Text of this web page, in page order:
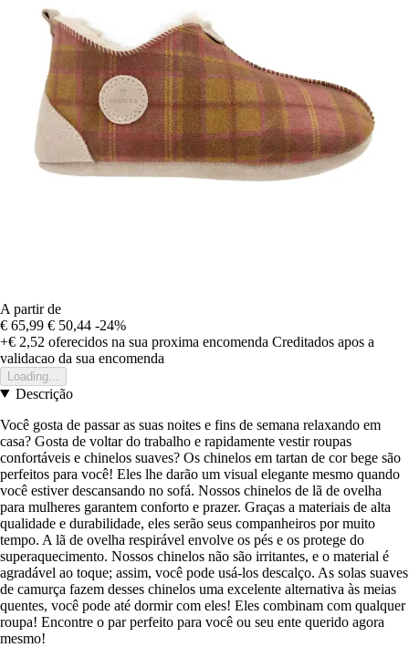
A partir de
€ 65,99 € 50,44 -24%
+€ 2,52 oferecidos na sua proxima encomenda Creditados apos a
validacao da sua encomenda
Loading...
Descrição
Você gosta de passar as suas noites e fins de semana relaxando em
casa? Gosta de voltar do trabalho e rapidamente vestir roupas
confortáveis e chinelos suaves? Os chinelos em tartan de cor bege são
perfeitos para você! Eles lhe darão um visual elegante mesmo quando
você estiver descansando no sofá. Nossos chinelos de lã de ovelha
para mulheres garantem conforto e prazer. Graças a materiais de alta
qualidade e durabilidade, eles serão seus companheiros por muito
tempo. A lã de ovelha respirável envolve os pés e os protege do
superaquecimento. Nossos chinelos não são irritantes, e o material é
agradável ao toque; assim, você pode usá-los descalço. As solas suaves
de camurça fazem desses chinelos uma excelente alternativa às meias
quentes, você pode até dormir com eles! Eles combinam com qualquer
roupa! Encontre o par perfeito para você ou seu ente querido agora
mesmo!